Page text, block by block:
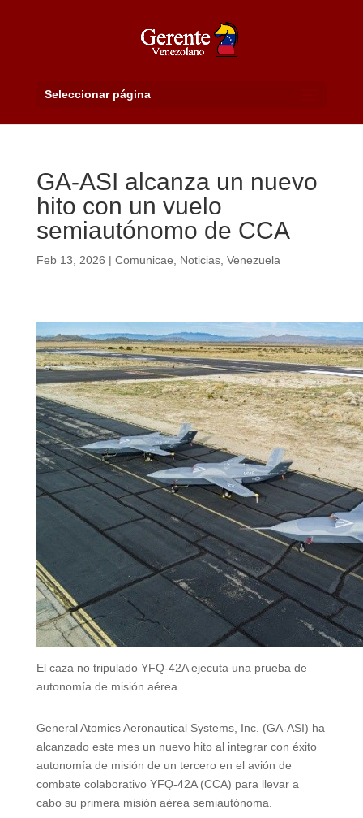
Seleccionar página
GA-ASI alcanza un nuevo
hito con un vuelo
semiautónomo de CCA
Feb 13, 2026 | Comunicae Noticias, Venezuela
El caza no tripulado YFQ-42A ejecuta una prueba de
autonomía de misión aérea
General Atomics Aeronautical Systems, Inc. (GA-ASI) ha
alcanzado este mes un nuevo hito al integrar con éxito
autonomía de misión de un tercero en el avión de
combate colaborativo YFQ-42A (CCA) para llevar a
cabo su primera misión aérea semiautónoma.